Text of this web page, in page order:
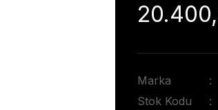
Marka
Stok Kodu